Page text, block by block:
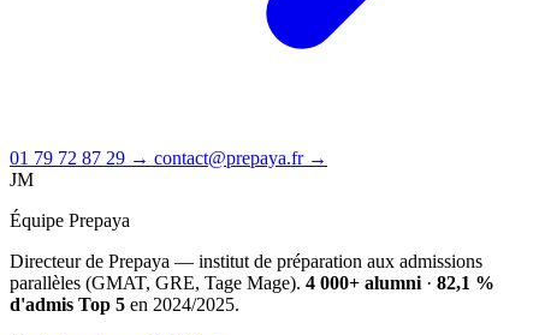
01 79 72 87 29 → contact@prepaya.fr →
JM
Équipe Prepaya
Directeur de Prepaya — institut de préparation aux admissions
parallèles (GMAT, GRE, Tage Mage). 4 000+ alumni · 82,1 %
d'admis Top 5 en 2024/2025.